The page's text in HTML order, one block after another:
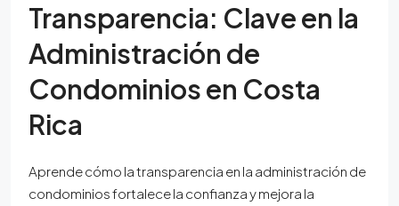
Transparencia: Clave en la
Administración de
Condominios en Costa
Rica
Aprende cómo la transparencia en la administración de
condominios fortalece la confianza y mejora la